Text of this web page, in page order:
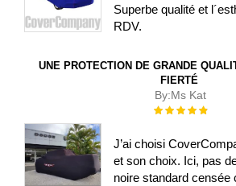
Superbe qualité et
RDV.
UNE PROTECTION DE GRANDE
FIERTÉ
By:Ms Kat
Évaluation :
J’ai choisi
et son choix. Ici, pas
noire standard censée